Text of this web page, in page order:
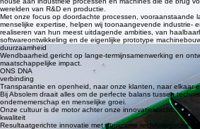
English
INNOVATIE IN ENGINEERING
Absolem is een multidisciplinair ingenieursbedrijf waar passie
groei hand in hand gaan. Wij bieden hoogwaardige
house aan industriële processen en machines die de brug
werelden van R&D en productie.
Met onze focus op doordachte processen, vooraanstaande
menselijke expertise, helpen wij toonaangevende industrie-
realiseren van hun meest uitdagende ambities, van
softwareontwikkeling en de eigenlijke prototype
duurzaamheid
Wendbaarheid gericht op lange-termijnsamenwerking en
maatschappelijke impact.
ONS DNA
verbinding